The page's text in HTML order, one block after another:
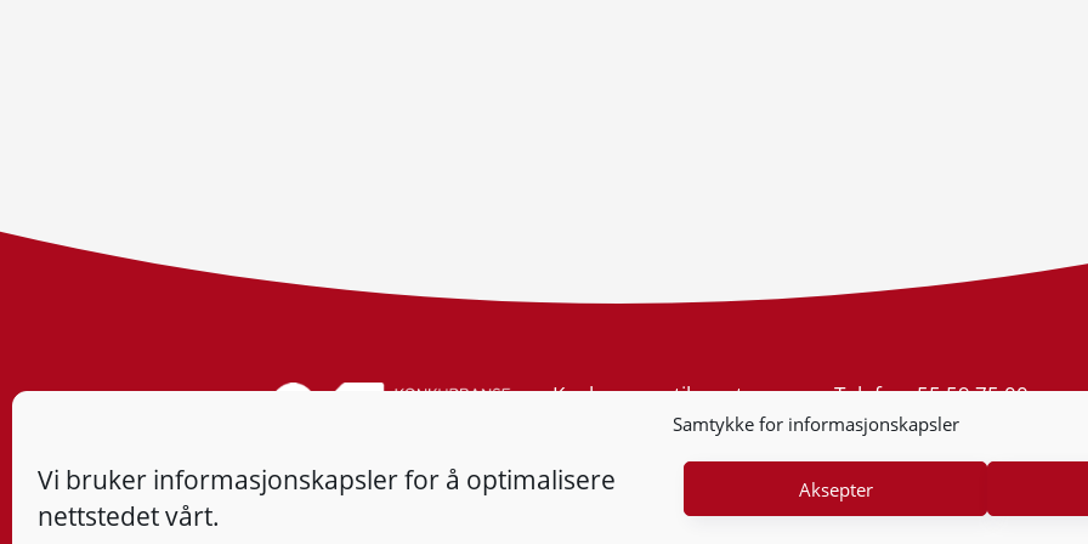
Samtykke for informasjonskapsler
Vi bruker informasjonskapsler for å optimalisere
nettstedet vårt.
Aksepter
Konkurransetilsynet
Postboks 439 Sentrum
Org.nr: 974 761 246
Telefon:55 59 75 00
E-post:post@kt.no
Nyhetsvarsel >>